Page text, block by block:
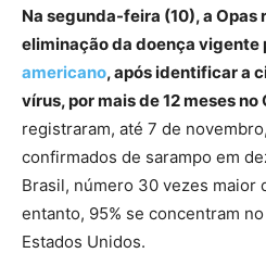
Na segunda-feira (10), a
eliminação da doença vigente
americano, após identificar a
vírus, por mais de 12 meses no
registraram, até 7 de
confirmados de sarampo em
Brasil, número 30 vezes maior
entanto, 95% se concentram
Estados Unidos.